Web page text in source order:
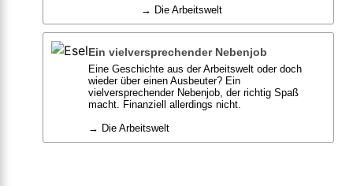
→ Die Arbeitswelt
Ein vielversprechender Nebenjob
Eine Geschichte aus der Arbeitswelt oder doch
wieder über einen Ausbeuter? Ein
vielversprechender Nebenjob, der richtig Spaß
macht. Finanziell allerdings nicht.
→ Die Arbeitswelt